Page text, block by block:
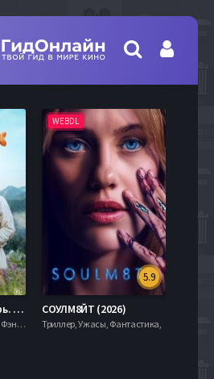
Последний богатырь. Колобок (2026)
Комедия, Приключения, Фэнтези,
WEBDL
5.9
СОУЛМ8ЙТ (2026)
Триллер, Ужасы, Фантастика,